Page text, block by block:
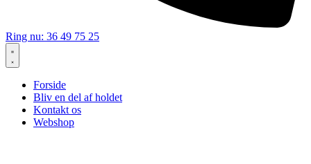
Ring nu: 36 49 75 25
Forside
Bliv en del af holdet
Kontakt os
Webshop